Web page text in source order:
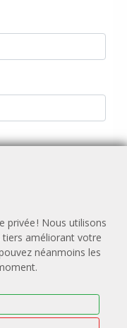
privée ! Nous utilisons
améliorant votre
néanmoins les